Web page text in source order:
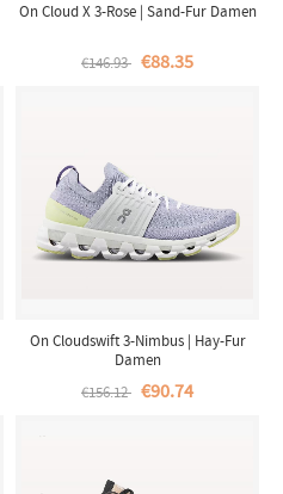
On Cloud X 3-Rose | Sand-Fur Damen
€146.93 €88.35
On Cloudswift 3-Nimbus | Hay-Fur
Damen
€156.12 €90.74